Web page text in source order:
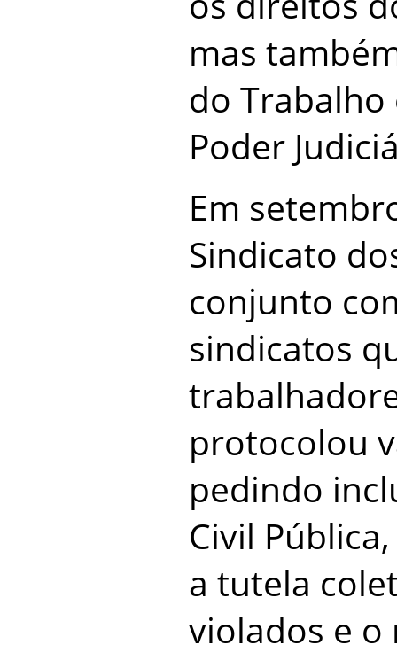
mas
do
Poder
Em
Sindicato
conjunto
sindicatos
protocolou
pedindo
Civil
a tutela
violados e o